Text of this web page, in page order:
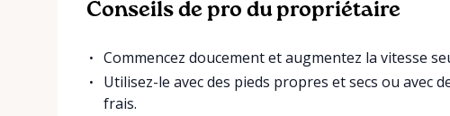
Conseils de pro du propriétaire
Commencez doucement et augmentez la vitesse
Utilisez-le avec des pieds propres et secs ou avec
frais.